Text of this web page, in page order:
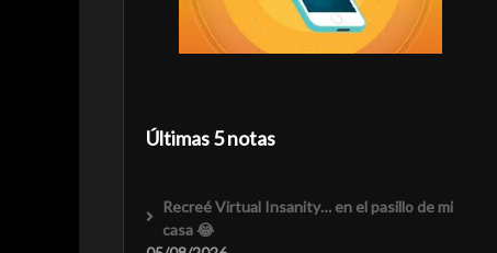
Últimas 5 notas
Recreé Virtual Insanity… en el pasillo de mi
casa 😂